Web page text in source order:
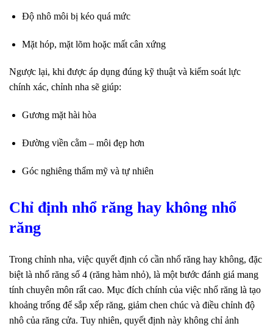
Độ nhô môi bị kéo quá mức
Mặt hóp, mặt lõm hoặc mất cân xứng
Ngược lại, khi được áp dụng đúng kỹ thuật và kiểm soát lực
chính xác, chỉnh nha sẽ giúp:
Gương mặt hài hòa
Đường viền cằm – môi đẹp hơn
Góc nghiêng thẩm mỹ và tự nhiên
Chỉ định nhổ răng hay không nhổ
răng
Trong chỉnh nha, việc quyết định có cần nhổ răng hay không, đặc
biệt là nhổ răng số 4 (răng hàm nhỏ), là một bước đánh giá mang
tính chuyên môn rất cao. Mục đích chính của việc nhổ răng là tạo
khoảng trống để sắp xếp răng, giảm chen chúc và điều chỉnh độ
nhô của răng cửa. Tuy nhiên, quyết định này không chỉ ảnh